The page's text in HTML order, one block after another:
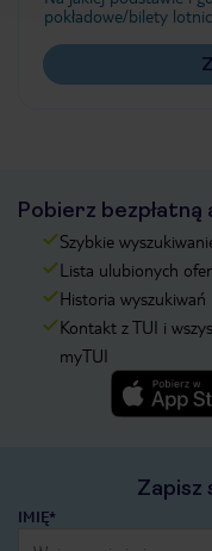
pokładowe/bilety
Pobierz bezpłatną
Szybkie
Lista ulubionych
Historia
Kontakt z TUI i
myTUI
Zapisz
IMIĘ*